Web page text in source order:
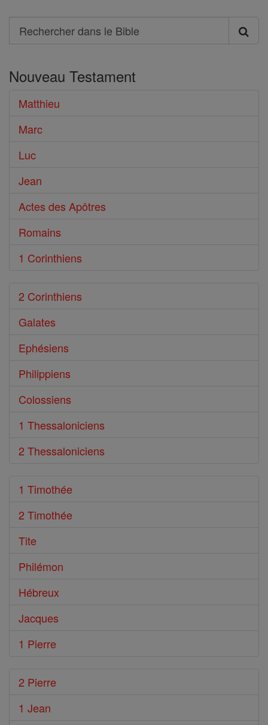
Search
Rechercher
le
Bible
Nouveau Testament
Matthieu
Marc
Luc
Jean
Actes des Apôtres
Romains
1 Corinthiens
2 Corinthiens
Galates
Ephésiens
Philippiens
Colossiens
1 Thessaloniciens
2 Thessaloniciens
1 Timothée
2 Timothée
Tite
Philémon
Hébreux
Jacques
1 Pierre
2 Pierre
1 Jean